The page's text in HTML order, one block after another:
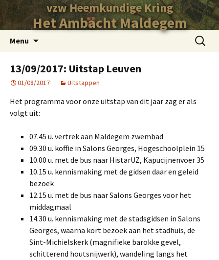
vzw Heemkundige Kring
Het Ambacht Maldegem
Menu
inhoud
Zoeken
naar:
13/09/2017: Uitstap Leuven
01/08/2017 Uitstappen
Het programma voor onze uitstap van dit jaar zag er als
volgt uit:
07.45 u. vertrek aan Maldegem zwembad
09.30 u. koffie in Salons Georges, Hogeschoolplein 15
10.00 u. met de bus naar HistarUZ, Kapucijnenvoer 35
10.15 u. kennismaking met de gidsen daar en geleid
bezoek
12.15 u. met de bus naar Salons Georges voor het
middagmaal
14.30 u. kennismaking met de stadsgidsen in Salons
Georges, waarna kort bezoek aan het stadhuis, de
Sint-Michielskerk (magnifieke barokke gevel,
schitterend houtsnijwerk), wandeling langs het